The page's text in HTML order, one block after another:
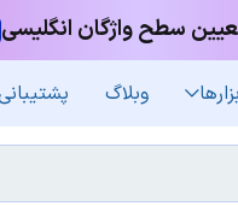
سطح واژگان انگلیسی
وبلاگ